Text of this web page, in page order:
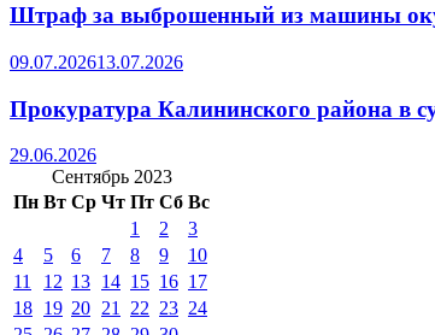
Штраф за выброшенный из машины
09.07.202613.07.2026
Прокуратура Калининского района в
29.06.2026
Сентябрь 2023
Пн Вт Ср Чт Пт Сб Вс
1
2
3
4
5 6 7 8 9
10
11
12 13 14 15 16 17
18 19 20 21 22 23 24